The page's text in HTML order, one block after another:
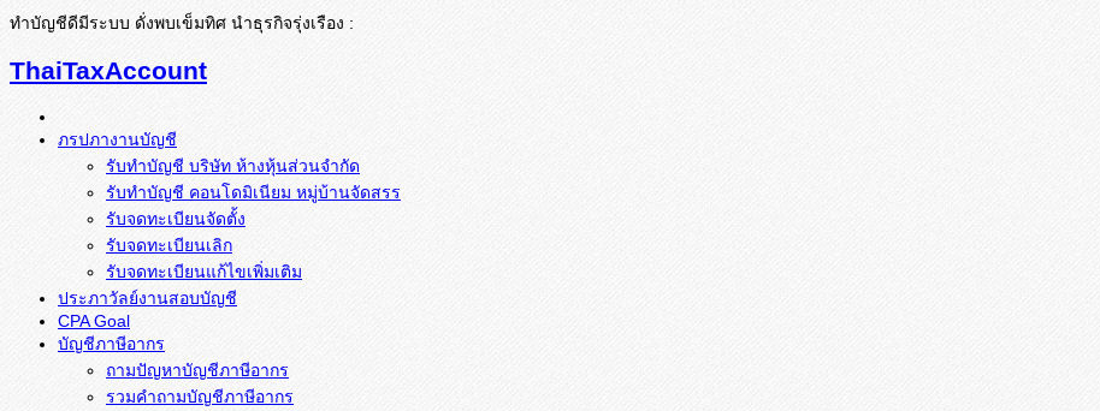
ทำบัญชีดีมีระบบ ดั่งพบเข็มทิศ นำธุรกิจรุ่งเรือง :
ThaiTaxAccount
ภรปภางานบัญชี
รับทำบัญชี บริษัท ห้างหุ้นส่วนจำกัด
รับทำบัญชี คอนโดมิเนียม หมู่บ้านจัดสรร
รับจดทะเบียนจัดตั้ง
รับจดทะเบียนเลิก
รับจดทะเบียนแก้ไขเพิ่มเติม
ประภาวัลย์งานสอบบัญชี
CPA Goal
บัญชีภาษีอากร
ถามปัญหาบัญชีภาษีอากร
รวมคำถามบัญชีภาษีอากร